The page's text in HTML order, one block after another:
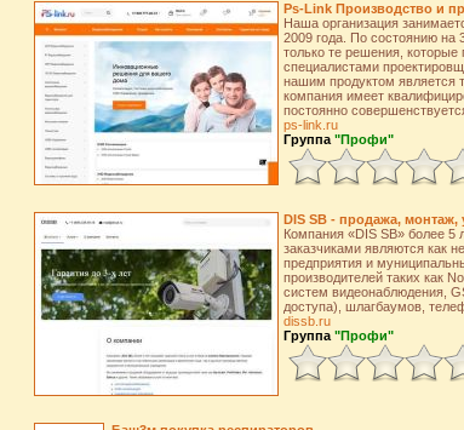
Ps-Link Производство и
Наша организация
2009 года. По состоянию на
только те решения,
специалистами
нашим продуктом является
компания имеет
постоянно
ps-link.ru
Группа "Профи"
DIS SB - продажа, монтаж,
Компания «DIS SB» более 5
заказчиками являются как
предприятия и
производителей таких как
систем видеонаблюдения,
доступа), шлагбаумов,
dissb.ru
Группа "Профи"